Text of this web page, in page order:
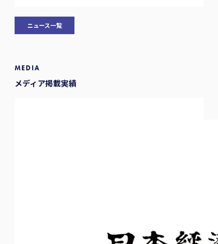
ニュース一覧
MEDIA
メディア掲載実績